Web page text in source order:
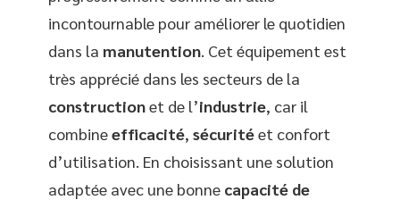
incontournable pour améliorer le quotidien
dans la manutention. Cet équipement est
très apprécié dans les secteurs de la
constructionet de l’industrie, car il
combineefficacité, sécuritéet confort
d’utilisation. En choisissant une solution
adaptée avec une bonne capacité de